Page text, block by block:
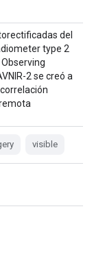
del
type 2
2 se creó a
visible